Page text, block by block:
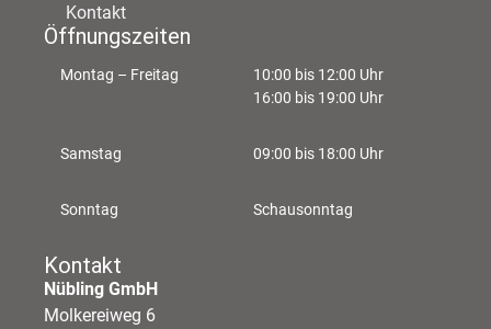
Kontakt
Öffnungszeiten
Montag – Freitag
10:00 bis 12:00 Uhr
16:00 bis 19:00 Uhr
Samstag 09:00 bis 18:00 Uhr
Sonntag Schausonntag
Kontakt
Nübling GmbH
Molkereiweg 6